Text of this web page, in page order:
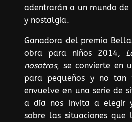
adentrarán a un mundo de
y nostalgia.
Ganadora del premio
obra para niños 2014,
nosotros, se convierte en
para pequeños y no tan
envuelve en una serie de
a día nos invita a elegir
sobre las situaciones